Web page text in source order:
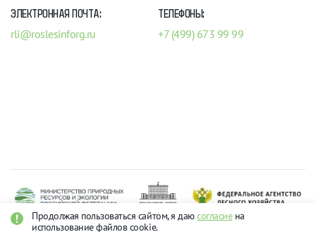
Продолжая пользоваться сайтом, я даюсогласиена
использование файлов cookie.
ЭЛЕКТРОННАЯ ПОЧТА:
rli@roslesinforg.ru
ТЕЛЕФОНЫ:
+7 (499) 673 99 99